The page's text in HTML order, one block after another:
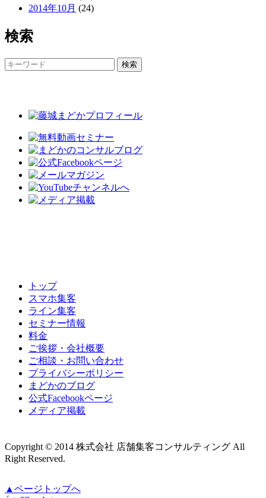
2014年10月 (24)
検索
トップ
スマホ集客
ライン集客
セミナー情報
料金
ご挨拶・会社概要
ご相談・お問い合わせ
プライバシーポリシー
まどかのブログ
公式Facebookページ
メディア掲載
Copyright © 2014 株式会社 店舗集客コンサルティング All
Right Reserved.
▲ページトップへ